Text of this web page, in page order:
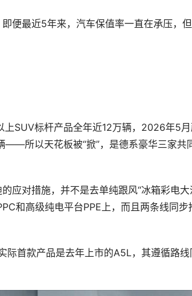
便最近5年来，汽车保值率一直在承压，
SUV标杆产品全年近12万辆，2026年5
——所以天花板被“掀”，是德系豪华三家共
应对措施，并不是去单纯跟风“冰箱彩电大
和高级纯电平台PPE上，而且两条线同步
际首款产品是去年上市的A5L，其遵循路线